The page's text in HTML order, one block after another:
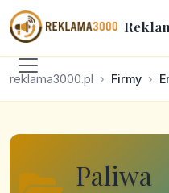
reklama3000.pl Firmy
Paliwa